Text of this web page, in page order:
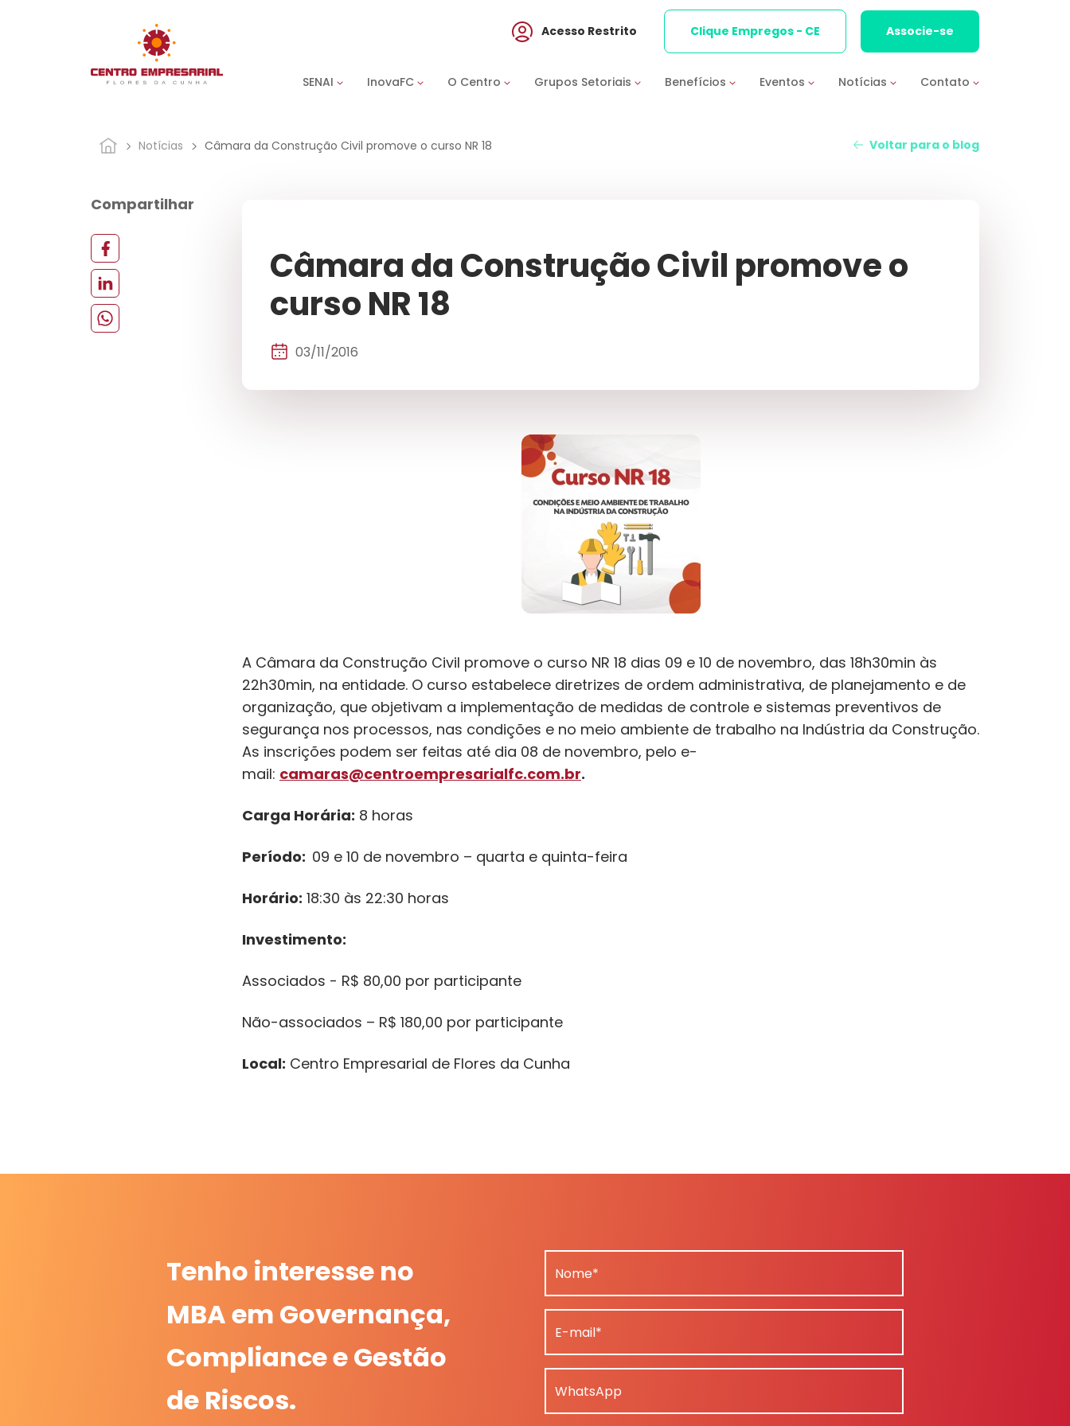
SENAI InovaFC O Centro Grupos Setoriais Benefícios Eventos Notícias Contato
Acesso Restrito Clique Empregos - CE Associe-se
Notícias Câmara da Construção Civil promove o curso NR 18 Voltar para o blog
Compartilhar
Câmara da Construção Civil promove o
curso NR 18
03/11/2016
A Câmara da Construção Civil promove o curso NR 18 dias 09 e 10 de novembro, das 18h30min às
22h30min, na entidade. O curso estabelece diretrizes de ordem administrativa, de planejamento e de
organização, que objetivam a implementação de medidas de controle e sistemas preventivos de
segurança nos processos, nas condições e no meio ambiente de trabalho na Indústria da Construção.
As inscrições podem ser feitas até dia 08 de novembro, pelo e-
mail: camaras@centroempresarialfc.com.br.
Carga Horária: 8 horas
Período: 09 e 10 de novembro – quarta e quinta-feira
Horário: 18:30 às 22:30 horas
Investimento:
Associados - R$ 80,00 por participante
Não-associados – R$ 180,00 por participante
Local: Centro Empresarial de Flores da Cunha
Tenho interesse no
MBA em Governança,
Compliance e Gestão
de Riscos.
Nome*
E-mail*
WhatsApp